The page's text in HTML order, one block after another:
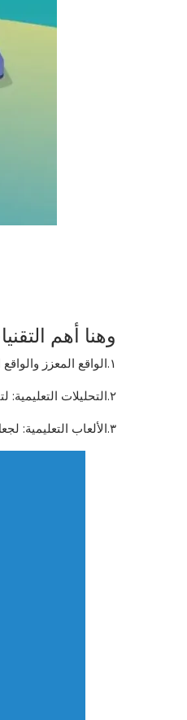
وهنا أهم
١.الواقع المعزز والواقع الافتراضي: لتقديم تجارب تعليمية غامرة.
٢.التحليلات التعليمية: لتتبع التقدم وتقديم شروحات وخطط كافية ووافية.
٣.الألعاب التعليمية: لجعل التعلم أكثر متعة وتفاعلية.